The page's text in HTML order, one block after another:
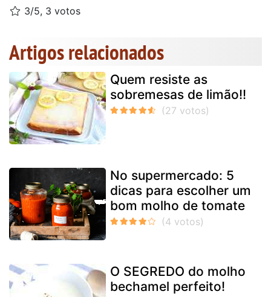
3/5, 3 votos
Artigos relacionados
Quem resiste as
sobremesas de limão!!
No supermercado: 5
dicas para escolher um
bom molho de tomate
O SEGREDO do molho
bechamel perfeito!